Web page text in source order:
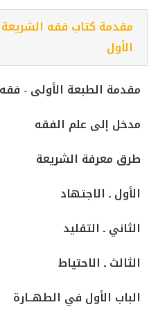
مقدمة كتاب فقه الشريعة
الأول
مقدمة الطبعة الأولى -
مدخل إلى علم الفقه
طرق معرفة الشريعة
الأول ـ الاجتهاد
الثاني ـ التقليد
الثالث ـ الاحتياط
الباب الأول في الطهــارة